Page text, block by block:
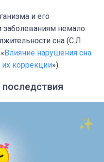
и его
немало
сна (С.Л.
Влияние нарушения сна
коррекции»).
последствия